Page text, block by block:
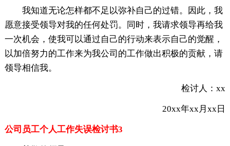
我知道无论怎样都不足以弥补自己的过错。因此，我
愿意接受领导对我的任何处罚。同时，我请求领导再给我
一次机会，使我可以通过自己的行动来表示自己的觉醒，
以加倍努力的工作来为我公司的工作做出积极的贡献，请
领导相信我。
检讨人：xx
20xx年xx月xx日
公司员工个人工作失误检讨书3